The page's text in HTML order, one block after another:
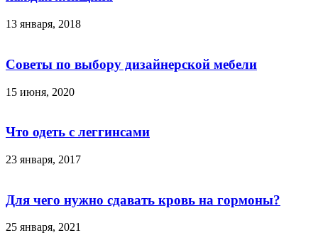
13 января, 2018
Советы по выбору дизайнерской мебели
15 июня, 2020
Что одеть с леггинсами
23 января, 2017
Для чего нужно сдавать кровь на гормоны?
25 января, 2021